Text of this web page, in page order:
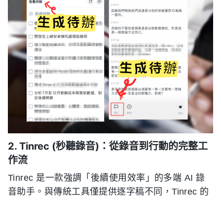
2. Tinrec (秒聽錄音)：從錄音到行動的完整工
作流
Tinrec 是一款強調「後續使用效率」的多端 AI 錄
音助手。與傳統工具僅提供逐字稿不同，Tinrec 的